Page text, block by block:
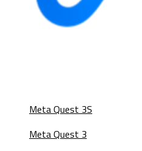
Meta Quest 3S
Meta Quest 3